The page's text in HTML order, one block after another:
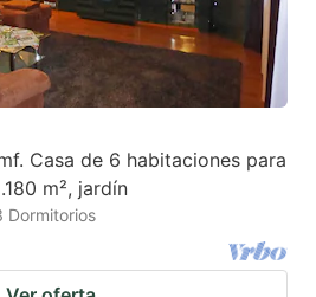
Casa de 6 habitaciones para
m², jardín
Dormitorios